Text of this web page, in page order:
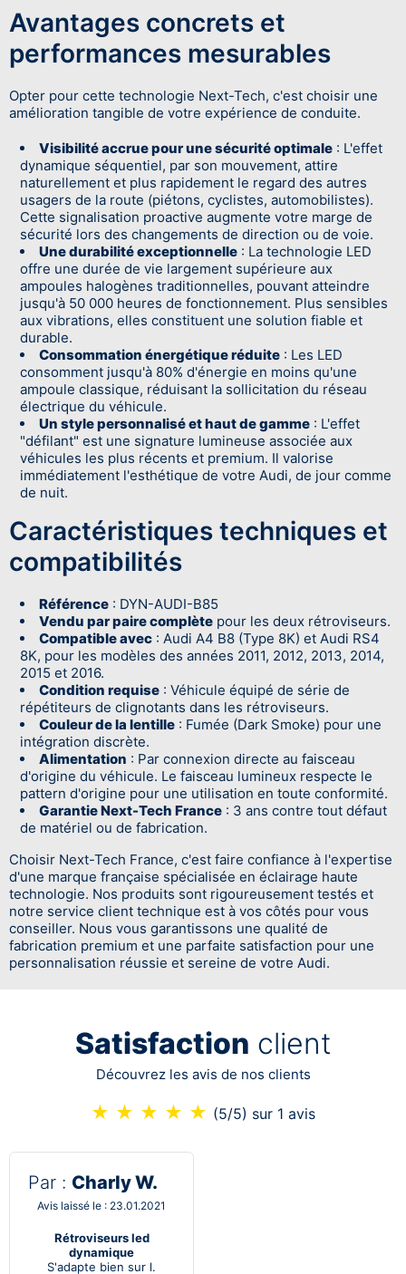
Avantages concrets et
performances mesurables
Opter pour cette technologie Next-Tech, c'est choisir une
amélioration tangible de votre expérience de conduite.
Visibilité accrue pour une sécurité optimale : L'effet
dynamique séquentiel, par son mouvement, attire
naturellement et plus rapidement le regard des autres
usagers de la route (piétons, cyclistes, automobilistes).
Cette signalisation proactive augmente votre marge de
sécurité lors des changements de direction ou de voie.
Une durabilité exceptionnelle : La technologie LED
offre une durée de vie largement supérieure aux
ampoules halogènes traditionnelles, pouvant atteindre
jusqu'à 50 000 heures de fonctionnement. Plus sensibles
aux vibrations, elles constituent une solution fiable et
durable.
Consommation énergétique réduite : Les LED
consomment jusqu'à 80% d'énergie en moins qu'une
ampoule classique, réduisant la sollicitation du réseau
électrique du véhicule.
Un style personnalisé et haut de gamme : L'effet
"défilant" est une signature lumineuse associée aux
véhicules les plus récents et premium. Il valorise
immédiatement l'esthétique de votre Audi, de jour comme
de nuit.
Caractéristiques techniques et
compatibilités
Référence : DYN-AUDI-B85
Vendu par paire complète pour les deux rétroviseurs.
Compatible avec : Audi A4 B8 (Type 8K) et Audi RS4
8K, pour les modèles des années 2011, 2012, 2013, 2014,
2015 et 2016.
Condition requise : Véhicule équipé de série de
répétiteurs de clignotants dans les rétroviseurs.
Couleur de la lentille : Fumée (Dark Smoke) pour une
intégration discrète.
Alimentation : Par connexion directe au faisceau
d'origine du véhicule. Le faisceau lumineux respecte le
pattern d'origine pour une utilisation en toute conformité.
Garantie Next-Tech France : 3 ans contre tout défaut
de matériel ou de fabrication.
Choisir Next-Tech France, c'est faire confiance à l'expertise
d'une marque française spécialisée en éclairage haute
technologie. Nos produits sont rigoureusement testés et
notre service client technique est à vos côtés pour vous
conseiller. Nous vous garantissons une qualité de
fabrication premium et une parfaite satisfaction pour une
personnalisation réussie et sereine de votre Audi.
Satisfaction client
Découvrez les avis de nos clients
★ ★ ★ ★ ★ (5/5) sur 1 avis
Par : Charly W.
Avis laissé le : 23.01.2021
Rétroviseurs led
dynamique
S'adapte bien sur l.